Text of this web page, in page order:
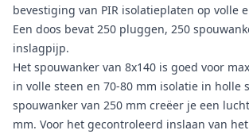
bevestiging van PIR isolatieplaten op volle
Een doos bevat 250 pluggen, 250
inslagpijp.
Het spouwanker van 8x140 is goed voor
in volle steen en 70-80 mm isolatie in holle
spouwanker van 250 mm creëer je een
mm. Voor het gecontroleerd inslaan van